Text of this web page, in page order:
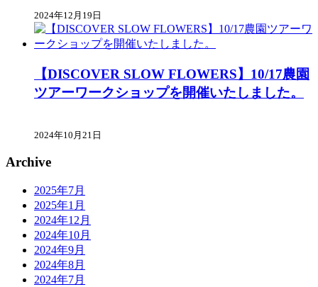
2024年12月19日
【DISCOVER SLOW FLOWERS】10/17農園
ツアーワークショップを開催いたしました。
2024年10月21日
Archive
2025年7月
2025年1月
2024年12月
2024年10月
2024年9月
2024年8月
2024年7月